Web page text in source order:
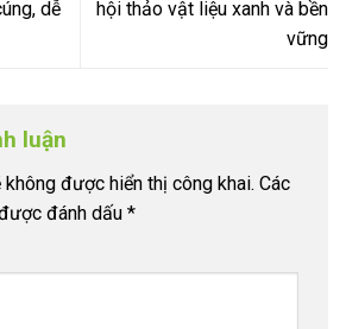
dễ
hội thảo vật liệu xanh và bền
vững
luận
không được hiển thị công khai. Các
đánh dấu *